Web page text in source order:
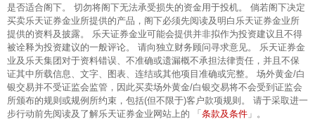
是否适合阁下。 切勿将阁下无法承受损失的资金用于投机。 倘若阁下决定
买卖乐天证券金业所提供的产品，阁下必须先阅读及明白乐天证券金业所
提供的资料及披露。 乐天证券金业可能会提供并非拟作为投资建议且不得
被诠释为投资建议的一般评论。 请向独立财务顾问寻求意见。 乐天证券金
业及乐天集团对于资料错误、不准确或遗漏概不承担法律责任，并且不保
证其中所载信息、文字、图表、连结或其他项目准确或完整。 场外黄金/白
银交易并不受证监会监管，因此买卖场外黄金/白银交易将不会受到证监会
所颁布的规则或规例所约束，包括(但不限于)客户款项规则。 请于采取进一
步行动前先阅读及了解乐天证券金业网站上的 「 条款及条件 」。